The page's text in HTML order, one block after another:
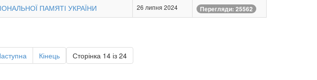
ПАМЯТІ УКРАЇНИ 26 липня 2024 Перегляди: 25562
Сторінка 14 із 24
Кінець